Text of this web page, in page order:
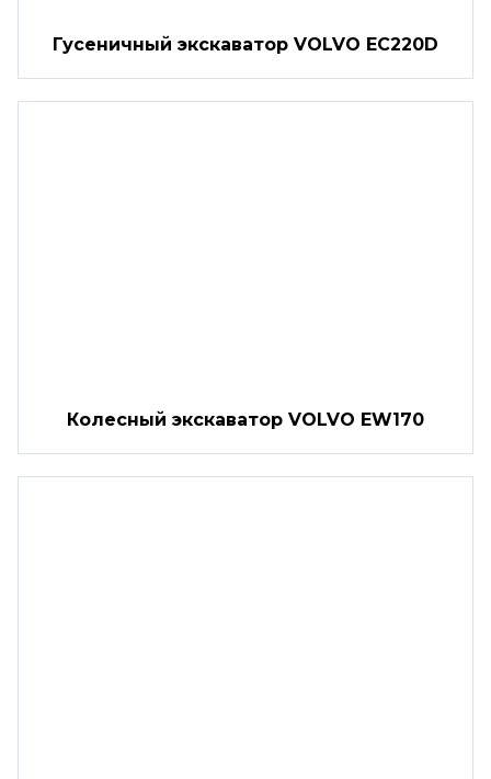
Гусеничный экскаватор VOLVO EC220D
Колесный экскаватор VOLVO EW170